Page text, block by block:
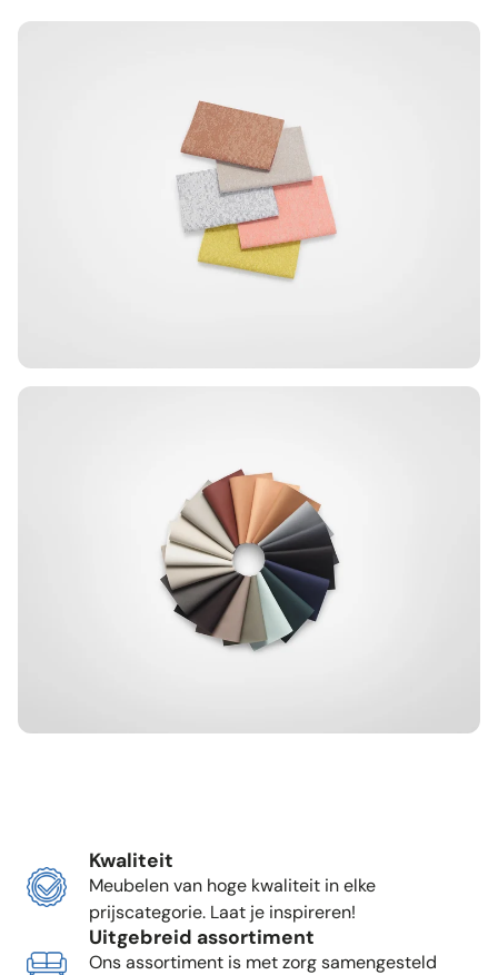
Kwaliteit
Meubelen van hoge kwaliteit in elke
prijscategorie. Laat je inspireren!
Uitgebreid assortiment
Ons assortiment is met zorg samengesteld